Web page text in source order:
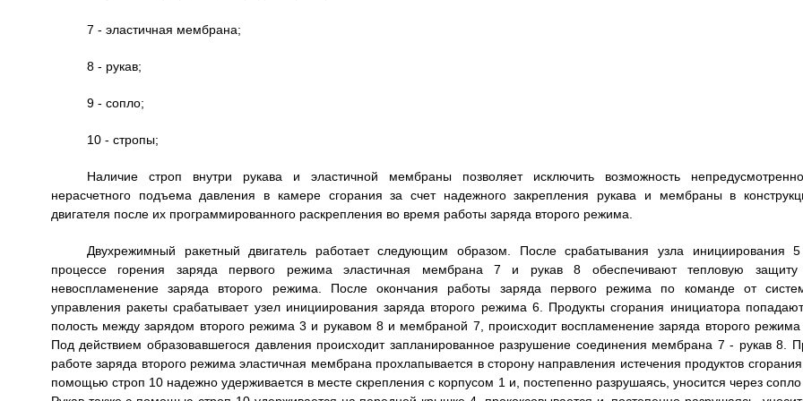
7 - эластичная мембрана;
8 - рукав;
9 - сопло;
10 - стропы;
Наличие строп внутри рукава и эластичной мембраны позволяет исключить возможность
нерасчетного подъема давления в камере сгорания за счет надежного закрепления рукава и мембраны в
двигателя после их программированного раскрепления во время работы заряда второго режима.
Двухрежимный ракетный двигатель работает следующим образом. После срабатывания узла инициирования
процессе горения заряда первого режима эластичная мембрана 7 и рукав 8 обеспечивают тепловую
невоспламенение заряда второго режима. После окончания работы заряда первого режима по команде от
управления ракеты срабатывает узел инициирования заряда второго режима 6. Продукты сгорания инициатора
полость между зарядом второго режима 3 и рукавом 8 и мембраной 7, происходит воспламенение заряда второго режима
Под действием образовавшегося давления происходит запланированное разрушение соединения мембрана 7 - рукав 8.
работе заряда второго режима эластичная мембрана прохлапывается в сторону направления истечения продуктов
помощью строп 10 надежно удерживается в месте скрепления с корпусом 1 и, постепенно разрушаясь, уносится через сопло